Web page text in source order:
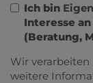
Ich bin
Interesse
(Beratung,
Wir verarbeiten
weitere